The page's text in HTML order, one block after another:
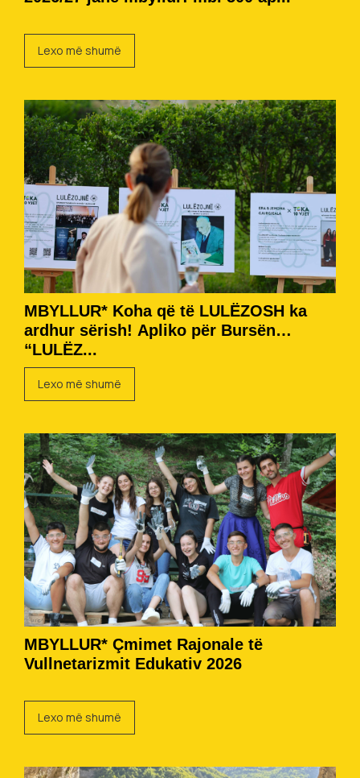
Lexo më shumë
MBYLLUR* Koha që të LULËZOSH ka
ardhur sërish! Apliko për Bursën
“LULËZ...
Lexo më shumë
MBYLLUR* Çmimet Rajonale të
Vullnetarizmit Edukativ 2026
Lexo më shumë